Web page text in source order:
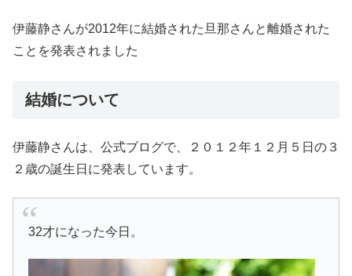
伊藤静さんが2012年に結婚された旦那さんと離婚された
ことを発表されました
結婚について
伊藤静さんは、公式ブログで、２０１２年１２月５日の３
２歳の誕生日に発表しています。
32才になった今日。